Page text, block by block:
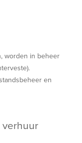
worden in beheer
en
verhuur